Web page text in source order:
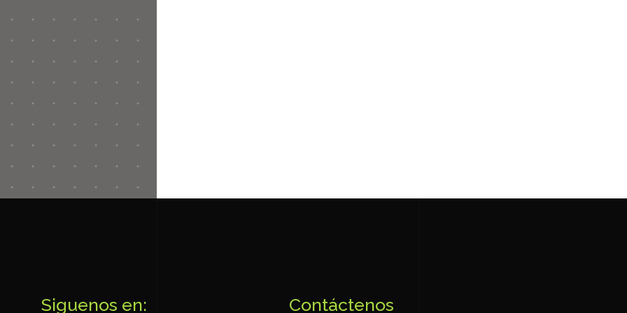
Siguenos en: Contáctenos